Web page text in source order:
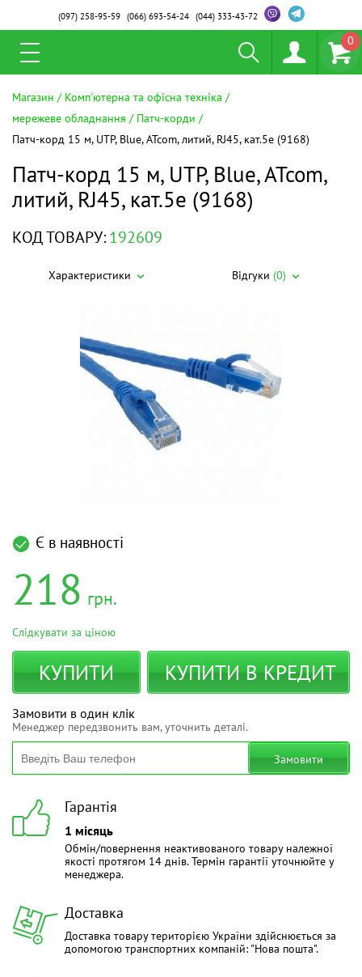
(097)258-95-59 (066)693-54-24 (044)333-43-72
0
Магазин
Комп'ютерна та офісна техніка
мережеве обладнання
Патч-корди
Патч-корд 15 м, UTP, Blue, ATcom, литий, RJ45, кат.5е (9168)
Патч-корд 15 м, UTP, Blue, ATcom,
литий, RJ45, кат.5е (9168)
КОД ТОВАРУ:192609
Характеристики Відгуки (0)
Є в наявності
218 грн.
Слідкувати за ціною
КУПИТИ КУПИТИ В КРЕДИТ
Замовити в один клік
Менеджер передзвонить вам, уточнить деталі.
Замовити
Гарантія
1 місяць
Обмін/повернення неактивованого товару належної
якості протягом 14 днів. Термін гарантії уточнюйте у
менеджера.
Доставка
Доставка товару територією України здійснюється за
допомогою транспортних компаній: "Нова пошта".